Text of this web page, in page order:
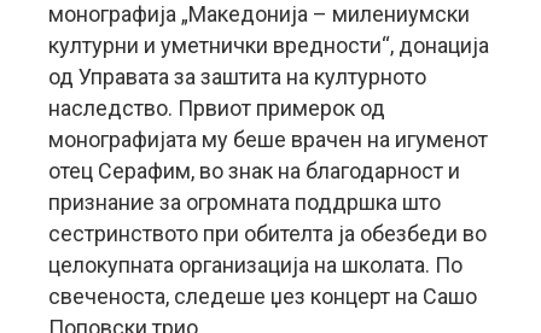
монографија „Македонија – милениумски
културни и уметнички вредности“, донација
од Управата за заштита на културното
наследство. Првиот примерок од
монографијата му беше врачен на игуменот
отец Серафим, во знак на благодарност и
признание за огромната поддршка што
сестринството при обителта ја обезбеди во
целокупната организација на школата. По
свеченоста, следеше џез концерт на Сашо
Поповски трио.